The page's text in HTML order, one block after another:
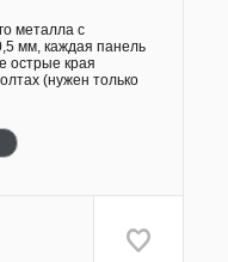
металла с
мм, каждая панель
острые края
(нужен только